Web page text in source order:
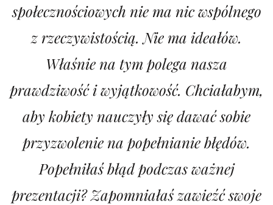
społecznościowych nie ma nic wspólnego
z rzeczywistością. Nie ma ideałów.
Właśnie na tym polega nasza
prawdziwość i wyjątkowość. Chciałabym,
aby kobiety nauczyły się dawać sobie
przyzwolenie na popełnianie błędów.
Popełniłaś błąd podczas ważnej
prezentacji? Zapomniałaś zawieźć swoje